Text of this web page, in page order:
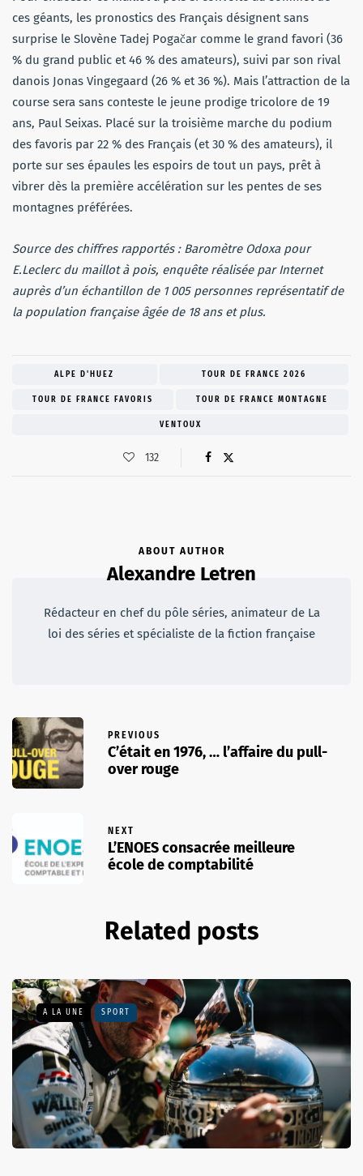
ces géants, les pronostics des Français désignent sans
surprise le Slovène Tadej Pogačar comme le grand favori (36
% du grand public et 46 % des amateurs), suivi par son rival
danois Jonas Vingegaard (26 % et 36 %). Mais l’attraction de la
course sera sans conteste le jeune prodige tricolore de 19
ans, Paul Seixas. Placé sur la troisième marche du podium
des favoris par 22 % des Français (et 30 % des amateurs), il
porte sur ses épaules les espoirs de tout un pays, prêt à
vibrer dès la première accélération sur les pentes de ses
montagnes préférées.
Source des chiffres rapportés : Baromètre Odoxa pour
E.Leclerc du maillot à pois, enquête réalisée par Internet
auprès d’un échantillon de 1 005 personnes représentatif de
la population française âgée de 18 ans et plus.
ALPE D'HUEZ TOUR DE FRANCE 2026
TOUR DE FRANCE FAVORIS TOUR DE FRANCE MONTAGNE
VENTOUX
132
ABOUT AUTHOR
Alexandre Letren
Rédacteur en chef du pôle séries, animateur de La
loi des séries et spécialiste de la fiction française
PREVIOUS
C’était en 1976, … l’affaire du pull-
over rouge
NEXT
L’ENOES consacrée meilleure
école de comptabilité
Related posts
A LA UNE SPORT